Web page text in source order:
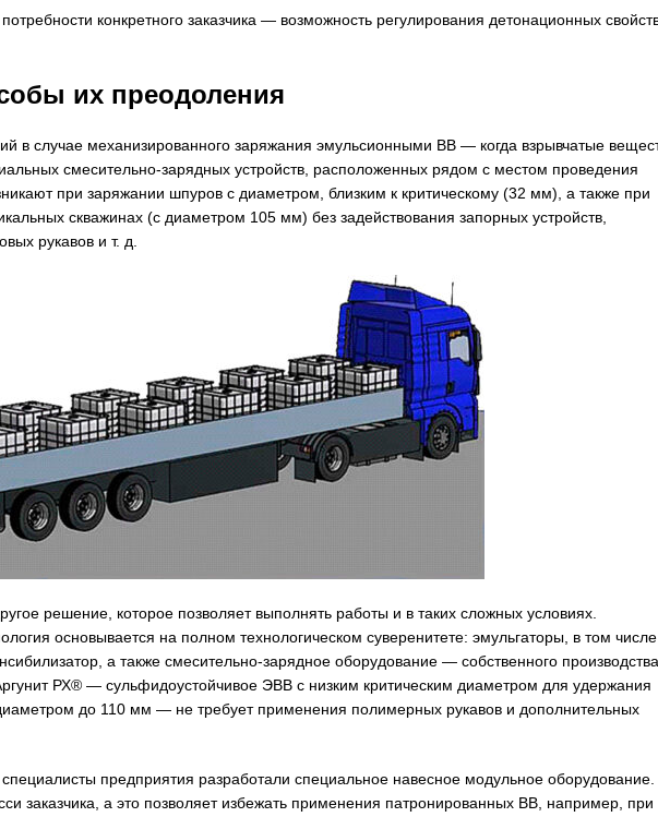
конкретного заказчика — возможность регулирования детонационных
их преодоления
в случае механизированного заряжания эмульсионными ВВ — когда взрывчатые
смесительно-зарядных устройств, расположенных рядом с местом проведения
при заряжании шпуров с диаметром, близким к критическому (32 мм), а также при
скважинах (с диаметром 105 мм) без задействования запорных устройств,
рукавов и т. д.
решение, которое позволяет выполнять работы и в таких сложных условиях.
основывается на полном технологическом суверенитете: эмульгаторы, в том
а также смесительно-зарядное оборудование — собственного
РХ® — сульфидоустойчивое ЭВВ с низким критическим диаметром для удержания
до 110 мм — не требует применения полимерных рукавов и дополнительных
предприятия разработали специальное навесное модульное оборудование.
заказчика, а это позволяет избежать применения патронированных ВВ, например, при